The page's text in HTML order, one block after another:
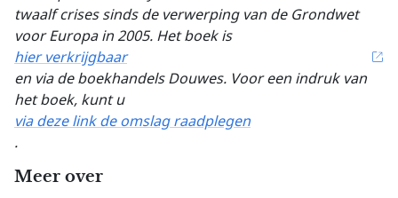
twaalf crises sinds de verwerping van de Grondwet
voor Europa in 2005. Het boek is
hier verkrijgbaar
en via de boekhandels Douwes. Voor een indruk van
het boek, kunt u
via deze link de omslag raadplegen
.
Meer over